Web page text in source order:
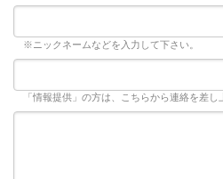
※ニックネームなどを入力して下さい。
「情報提供」の方は、こちらから連絡を差